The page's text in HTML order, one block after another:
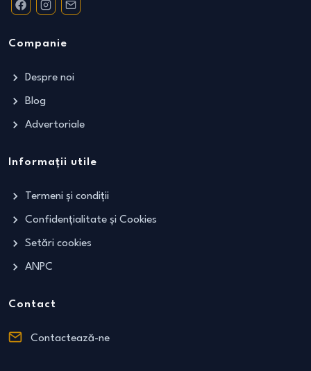
Companie
Despre noi
Blog
Advertoriale
Informații utile
Termeni și condiții
Confidențialitate și Cookies
Setări cookies
ANPC
Contact
Contactează-ne